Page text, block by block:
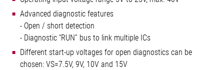
Advanced diagnostic features
- Open / short detection
- Diagnostic “RUN” bus to link multiple ICs
Different start-up voltages for open diagnostics can be
chosen: VS=7.5V, 9V, 10V and 15V